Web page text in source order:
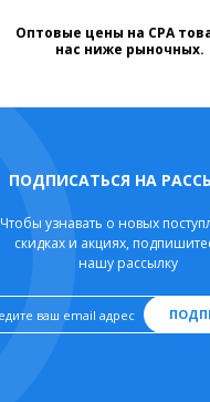
Оптовые цены на CPA
нас ниже рыночных.
ПОДПИСАТЬСЯ НА
Чтобы узнавать о новых
скидках и акциях,
нашу рассылку